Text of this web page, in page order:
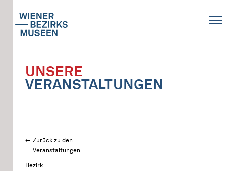
UNSERE
VERANSTALTUNGEN
Zurück zu den
Veranstaltungen
Bezirk